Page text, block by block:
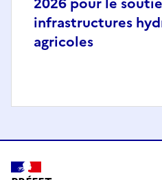
infrastructures
agricoles